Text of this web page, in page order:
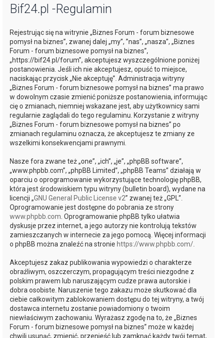
Bif24.pl -Regulamin
Rejestrując się na witrynie „Biznes Forum - forum biznesowe
pomysł na biznes”, zwanej dalej „my”, ”nas”, „nasza”, „Biznes
Forum - forum biznesowe pomysł na biznes”,
„https://bif24.pl/forum”, akceptujesz wyszczególnione poniżej
postanowienia. Jeśli ich nie akceptujesz, opuść to miejsce,
naciskając przycisk „Nie akceptuję”. Administracja witryny
„Biznes Forum - forum biznesowe pomysł na biznes” ma prawo
w dowolnym czasie zmienić poniższe postanowienia, informując
cię o zmianach, niemniej wskazane jest, aby użytkownicy sami
regularnie zaglądali do tego regulaminu. Korzystanie z witryny
„Biznes Forum - forum biznesowe pomysł na biznes” po
zmianach regulaminu oznacza, że akceptujesz te zmiany ze
wszelkimi konsekwencjami prawnymi.
Nasze fora zwane też „one”, „ich”, „je”, „phpBB software”,
„www.phpbb.com”, „phpBB Limited”, „phpBB Teams” działają w
oparciu o oprogramowanie wykorzystujące technologię phpBB,
która jest środowiskiem typu witryny (bulletin board), wydane na
licencji „GNU General Public License v2” zwanej też „GPL”.
Oprogramowanie jest dostępne do pobrania ze strony
www.phpbb.com . Oprogramowanie phpBB tylko ułatwia
dyskusje przez internet, a jego autorzy nie kontrolują tekstów
zamieszczanych w internecie za jego pomocą. Więcej informacji
o phpBB można znaleźć na stronie https://www.phpbb.com/
Akceptujesz zakaz publikowania wypowiedzi o charakterze
obraźliwym, oszczerczym, propagującym treści niezgodne z
polskim prawem lub naruszającym cudze prawa autorskie i
dobra osobiste. Naruszenie tego zakazu może skutkować dla
ciebie całkowitym zablokowaniem dostępu do tej witryny, a twój
dostawca internetu zostanie powiadomiony o twoim
niewłaściwym zachowaniu. Wyrażasz zgodę na to, że „Biznes
Forum - forum biznesowe pomysł na biznes” może w każdej
chwili usunąć, zmienić, przenieść lub zamknąć każdy twój temat,